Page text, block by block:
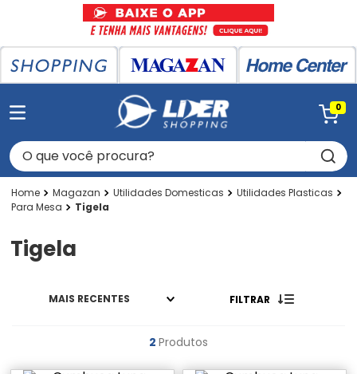
0
O que você procura?
Magazan Utilidades Domesticas
Utilidades Plasticas
Para Mesa
Tigela
Tigela
MAIS RECENTES FILTRAR
2 Produtos